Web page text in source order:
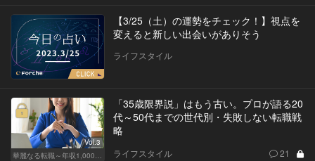
【3/25（土）の運勢をチェック！】視点を
変えると新しい出会いがありそう
ライフスタイル
Vol.3
華麗なる転職～年収1,000万超の道～
「35歳限界説」はもう古い。プロが語る20
代～50代までの世代別・失敗しない転職戦
略
ライフスタイル 21